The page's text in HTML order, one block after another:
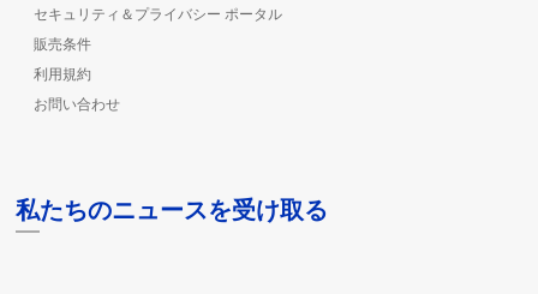
セキュリティ＆プライバシー ポータル
販売条件
利用規約
お問い合わせ
私たちのニュースを受け取る